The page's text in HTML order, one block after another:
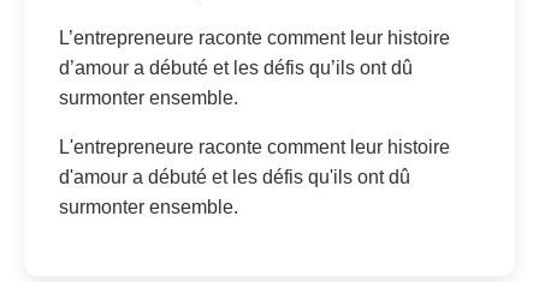
L’entrepreneure raconte comment leur histoire
d’amour a débuté et les défis qu’ils ont dû
surmonter ensemble.
L'entrepreneure raconte comment leur histoire
d'amour a débuté et les défis qu'ils ont dû
surmonter ensemble.